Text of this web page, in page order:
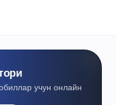
учун онлайн